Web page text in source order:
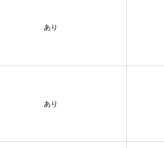
あり
あり